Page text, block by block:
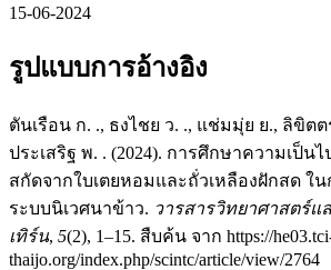
15-06-2024
รูปแบบการอ้างอิง
ตันเรือน ก. ., ธงไชย ว. ., แช่มมุ่ย ย., ลิขิต
ประเสริฐ พ. . (2024). การศึกษาความเป็น
สกัดจากใบเตยหอมและถั่วเหลืองฝักสด ใ
ระบบนิเวศนาข้าว. วารสารวิทยาศาสตร์แ
เทิร์น, 5(2), 1–15. สืบค้น จาก https://
thaijo.org/index.php/scintc/article/view/2764